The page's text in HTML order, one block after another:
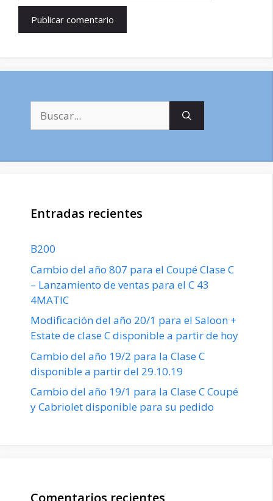
Entradas recientes
B200
Cambio del año 807 para el Coupé Clase C
– Lanzamiento de ventas para el C 43
4MATIC
Modificación del año 20/1 para el Saloon +
Estate de clase C disponible a partir de hoy
Cambio del año 19/2 para la Clase C
disponible a partir del 29.10.19
Cambio del año 19/1 para la Clase C Coupé
y Cabriolet disponible para su pedido